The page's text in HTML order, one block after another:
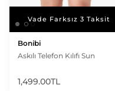
Vade Farksız 3 Taksit
Vade Farksız 3 Taksit
Bonibi
Askılı Telefon Kılıfı Sun
1,499.00TL